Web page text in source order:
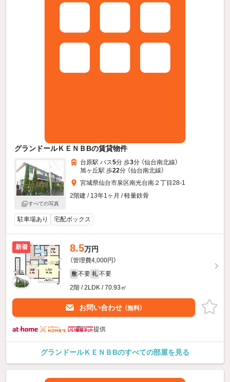
グランドールＫＥＮＢBの賃貸物件
すべての写真
台原駅 バス5分 歩3分 （仙台南北線）
旭ヶ丘駅 歩22分 （仙台南北線）
宮城県仙台市泉区南光台南２丁目28-1
2階建 / 13年1ヶ月 / 軽量鉄骨
駐車場あり 宅配ボックス
新着 8.5万円
（管理費4,000円）
敷 不要 礼 不要
2階 / 2LDK / 70.93㎡
お問い合わせ （無料）
提供
グランドールＫＥＮＢBのすべての部屋を見る